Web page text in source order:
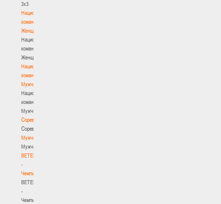
3х3
Национальная
команда.
Женщины
Национальная
команда.
Женщины
Национальная
команда.
Мужчины
Национальная
команда.
Мужчины
Соревнования
Соревнования
Мужчины
Мужчины
BETERA
-
Чемпионат
BETERA
-
Чемпионат